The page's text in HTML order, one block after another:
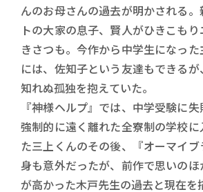
んのお母さんの過去が明かされる
トの大家の息子、賢人がひきこも
きさつも。今作から中学生になっ
には、佐知子という友達もできる
知れぬ孤独を抱えていた。
『神様ヘルプ』では、中学受験に
強制的に遠く離れた全寮制の学校
た三上くんのその後、『オーマイ
身も意外だったが、前作で思いの
が高かった木戸先生の過去と現在を